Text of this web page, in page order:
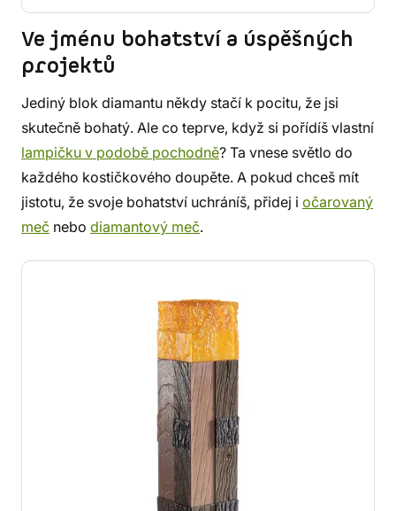
Ve jménu bohatství a úspěšných
projektů
Jediný blok diamantu někdy stačí k pocitu, že jsi
skutečně bohatý. Ale co teprve, když si pořídíš vlastní
lampičku v podobě pochodně? Ta vnese světlo do
každého kostičkového doupěte. A pokud chceš mít
jistotu, že svoje bohatství uchráníš, přidej i očarovaný
meč nebo diamantový meč.